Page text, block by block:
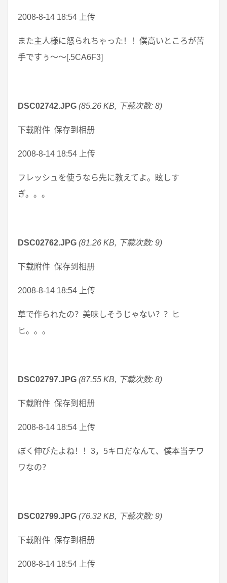
2008-8-14 18:54 上传
また主人様に怒られちゃった！！僕高いところが苦
手ですぅ～～[.5CA6F3]
DSC02742.JPG (85.26 KB, 下载次数: 8)
下载附件 保存到相册
2008-8-14 18:54 上传
フレッシュを使うなら先に教えてよ。眩しす
ぎ。。。
DSC02762.JPG (81.26 KB, 下载次数: 9)
下载附件 保存到相册
2008-8-14 18:54 上传
草で作られたの？美味しそうじゃない？？ヒ
ヒ。。。
DSC02797.JPG (87.55 KB, 下载次数: 8)
下载附件 保存到相册
2008-8-14 18:54 上传
ぼく伸びたよね！！3，5キロだなんて、僕本当チワ
ワなの？
DSC02799.JPG (76.32 KB, 下载次数: 9)
下载附件 保存到相册
2008-8-14 18:54 上传